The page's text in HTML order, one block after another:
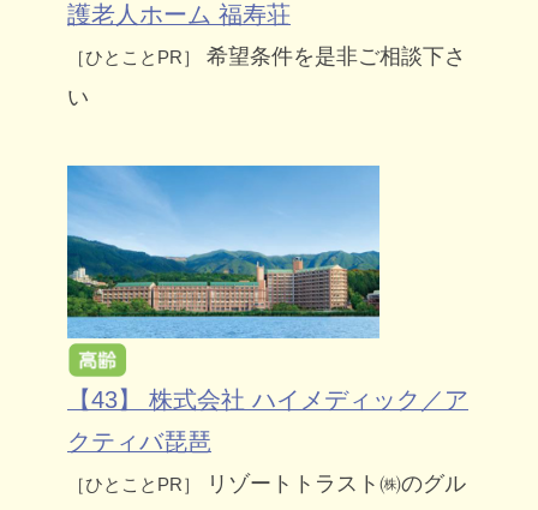
護老人ホーム 福寿荘
［ひとことPR］
希望条件を是非ご相談下さ
い
【43】 株式会社 ハイメディック／ア
クティバ琵琶
［ひとことPR］
リゾートトラスト㈱のグル